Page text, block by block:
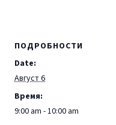
ПОДРОБНОСТИ
Date:
Август 6
Время:
9:00 am - 10:00 am